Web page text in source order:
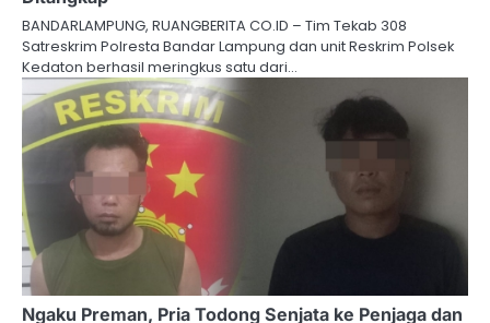
BANDARLAMPUNG, RUANGBERITA CO.ID – Tim Tekab 308
Satreskrim Polresta Bandar Lampung dan unit Reskrim Polsek
Kedaton berhasil meringkus satu dari…
Ngaku Preman, Pria Todong Senjata ke Penjaga dan